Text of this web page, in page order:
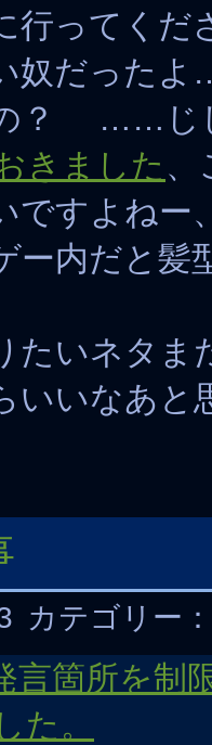
行ってくだ
奴だった
？ ……じ
きました 、
ですよねー
ー内だと髪
たいネタま
いいなあと
カテゴリー：
言箇所を制
た。